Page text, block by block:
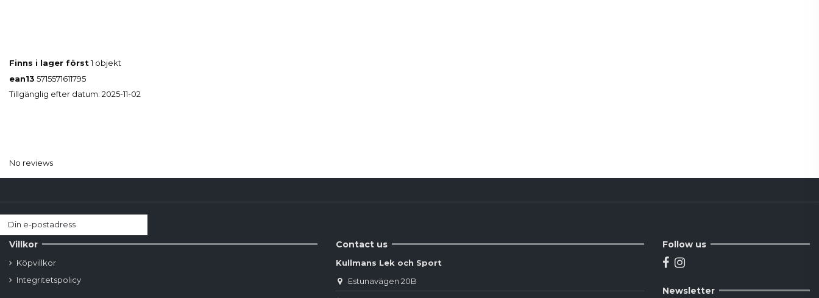
Finns i lager först1 objekt
ean13 5715571611795
Tillgänglig efter datum: 2025-11-02
No reviews
Villkor
Köpvillkor
Integritetspolicy
Contact us
Kullmans Lek och Sport
Estunavägen 20B
Follow us
Newsletter